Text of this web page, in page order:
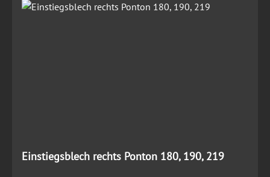
Einstiegsblech rechts Ponton 180, 190, 219